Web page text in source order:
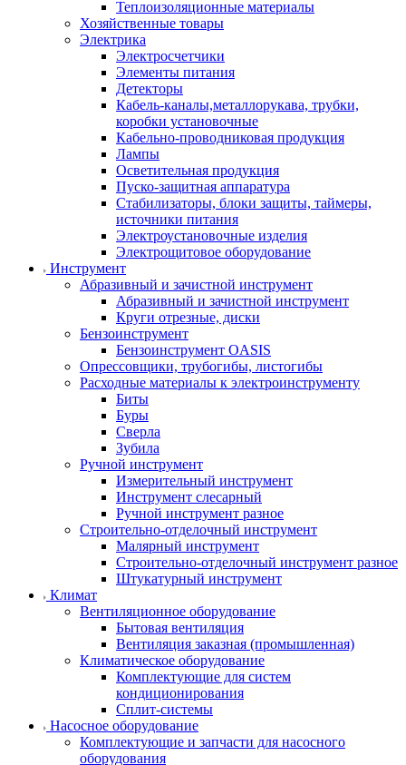
Теплоизоляционные материалы
Хозяйственные товары
Электрика
Электросчетчики
Элементы питания
Детекторы
Кабель-каналы,металлорукава, трубки,
коробки установочные
Кабельно-проводниковая продукция
Лампы
Осветительная продукция
Пуско-защитная аппаратура
Стабилизаторы, блоки защиты, таймеры,
источники питания
Электроустановочные изделия
Электрощитовое оборудование
Инструмент
Абразивный и зачистной инструмент
Абразивный и зачистной инструмент
Круги отрезные, диски
Бензоинструмент
Бензоинструмент OASIS
Опрессовщики, трубогибы, листогибы
Расходные материалы к электроинструменту
Биты
Буры
Сверла
Зубила
Ручной инструмент
Измерительный инструмент
Инструмент слесарный
Ручной инструмент разное
Строительно-отделочный инструмент
Малярный инструмент
Строительно-отделочный инструмент разное
Штукатурный инструмент
Климат
Вентиляционное оборудование
Бытовая вентиляция
Вентиляция заказная (промышленная)
Климатическое оборудование
Комплектующие для систем
кондиционирования
Сплит-системы
Насосное оборудование
Комплектующие и запчасти для насосного
оборудования